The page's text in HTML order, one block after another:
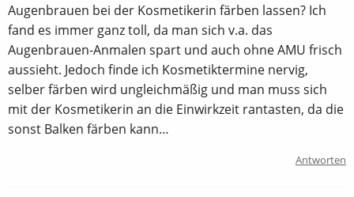
Augenbrauen bei der Kosmetikerin färben lassen? Ich
fand es immer ganz toll, da man sich v.a. das
Augenbrauen-Anmalen spart und auch ohne AMU frisch
aussieht. Jedoch finde ich Kosmetiktermine nervig,
selber färben wird ungleichmäßig und man muss sich
mit der Kosmetikerin an die Einwirkzeit rantasten, da die
sonst Balken färben kann…
Antworten